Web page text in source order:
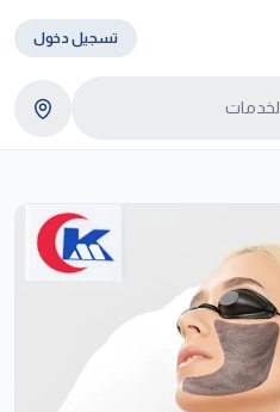
تسجيل دخول